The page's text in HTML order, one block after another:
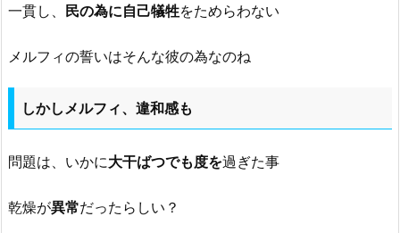
一貫し、 民の為に自己犠牲をためらわない
メルフィの誓いはそんな彼の為なのね
しかしメルフィ、違和感も
問題は、いかに大干ばつでも度を過ぎた事
乾燥が異常だったらしい？